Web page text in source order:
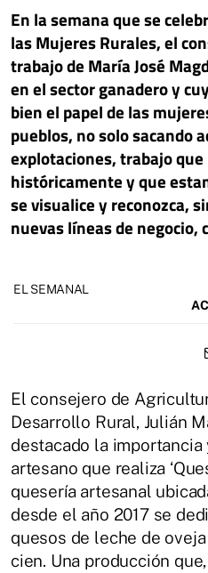
En la semana que se
las Mujeres Rurales, el
trabajo de María José
en el sector ganadero y
bien el papel de las
pueblos, no solo sacando
explotaciones, trabajo
históricamente y que
se visualice y reconozca,
nuevas líneas de negocio,
EL SEMANAL
El consejero de
Desarrollo Rural, Julián
destacado la
artesano que realiza
quesería artesanal
desde el año 2017 se
quesos de leche de
cien. Una producción